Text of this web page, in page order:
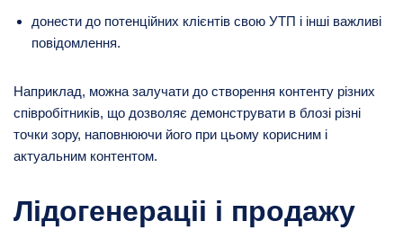
донести до потенційних клієнтів свою УТП і інші важливі
повідомлення.
Наприклад, можна залучати до створення контенту різних
співробітників, що дозволяє демонструвати в блозі різні
точки зору, наповнюючи його при цьому корисним і
актуальним контентом.
Лідогенераціі і продажу